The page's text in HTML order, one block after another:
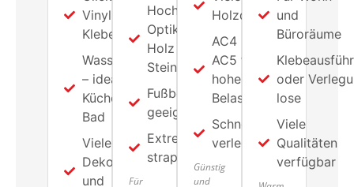
Vinyl und
Klebevinyl
Wasserfest
– ideal für
Küche und
Bad
Viele
Dekore
und
Hochwertige
Optik in
Holz und
Stein
Fußbodenheizung
geeignet
Extrem
strapazierfähig
Für
Holzdekore
AC4 und
AC5 für
hohe
Belastung
Schnell
verlegt
Günstig
und
und
Büroräume
oder
lose
Viele
Qualitäten
verfügbar